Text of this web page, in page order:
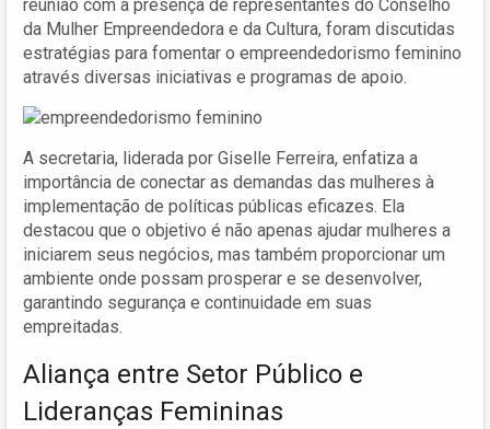
reunião com a presença de representantes do Conselho
da Mulher Empreendedora e da Cultura, foram discutidas
estratégias para fomentar o empreendedorismo feminino
através diversas iniciativas e programas de apoio.
A secretaria, liderada por Giselle Ferreira, enfatiza a
importância de conectar as demandas das mulheres à
implementação de políticas públicas eficazes. Ela
destacou que o objetivo é não apenas ajudar mulheres a
iniciarem seus negócios, mas também proporcionar um
ambiente onde possam prosperar e se desenvolver,
garantindo segurança e continuidade em suas
empreitadas.
Aliança entre Setor Público e
Lideranças Femininas